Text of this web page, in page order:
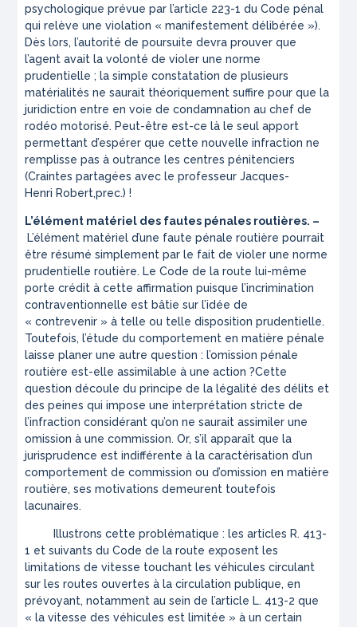
psychologique prévue par l’article 223-1 du Code pénal
qui relève une violation « manifestement délibérée »).
Dès lors, l’autorité de poursuite devra prouver que
l’agent avait la volonté de violer une norme
prudentielle ; la simple constatation de plusieurs
matérialités ne saurait théoriquement suffire pour que la
juridiction entre en voie de condamnation au chef de
rodéo motorisé. Peut-être est-ce là le seul apport
permettant d’espérer que cette nouvelle infraction ne
remplisse pas à outrance les centres pénitenciers
(Craintes partagées avec le professeur Jacques-
Henri Robert,prec.) !
L’élément matériel des fautes pénales routières. –
L’élément matériel d’une faute pénale routière pourrait
être résumé simplement par le fait de violer une norme
prudentielle routière. Le Code de la route lui-même
porte crédit à cette affirmation puisque l’incrimination
contraventionnelle est bâtie sur l’idée de
« contrevenir » à telle ou telle disposition prudentielle.
Toutefois, l’étude du comportement en matière pénale
laisse planer une autre question : l’omission pénale
routière est-elle assimilable à une action ?Cette
question découle du principe de la légalité des délits et
des peines qui impose une interprétation stricte de
l’infraction considérant qu’on ne saurait assimiler une
omission à une commission. Or, s’il apparaît que la
jurisprudence est indifférente à la caractérisation d’un
comportement de commission ou d’omission en matière
routière, ses motivations demeurent toutefois
lacunaires.
Illustrons cette problématique : les articles R. 413-
1 et suivants du Code de la route exposent les
limitations de vitesse touchant les véhicules circulant
sur les routes ouvertes à la circulation publique, en
prévoyant, notamment au sein de l’article L. 413-2 que
« la vitesse des véhicules est limitée » à un certain